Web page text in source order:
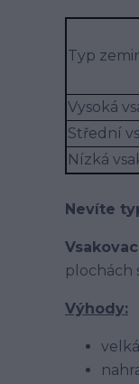
Typ
Vysoká
Střední
Nízká
Nevíte
plochách
Výhody: